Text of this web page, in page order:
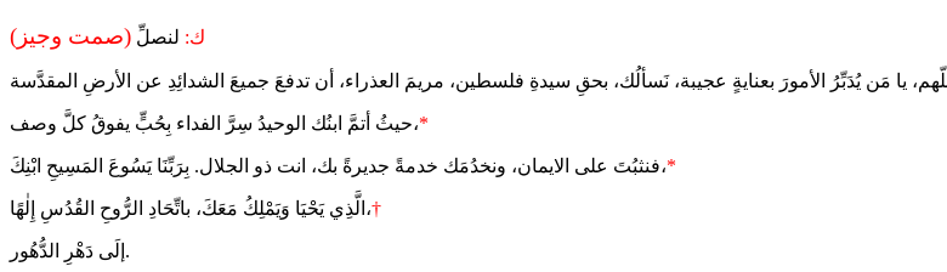
ك: لنصلِّ (صمت وجيز)
حيثُ أتمَّ ابنُك الوحيدُ سِرَّ الفداء بِحُبٍّ يفوقُ كلَّ وصف،*
فنثبُتَ على الايمان، ونخدُمَك خدمةً جديرةً بك، انت ذو الجلال. بِرَبِّنَا يَسُوعَ المَسِيحِ ابْنِكَ،*
الَّذِي يَحْيَا وَيَمْلِكُ مَعَكَ، باتِّحَادِ الرُّوحِ القُدُسِ إِلٰهًا،†
إلَى دَهْرِ الدُّهُور.